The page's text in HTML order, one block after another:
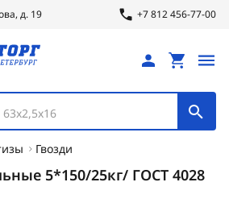
д. 19 +7 812 456-77-00
Гвозди
5*150/25кг/ ГОСТ 4028